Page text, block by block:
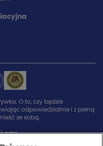
O to, czy będzie
odpowiedzialnie i z pełną
ze sobą.
grze.